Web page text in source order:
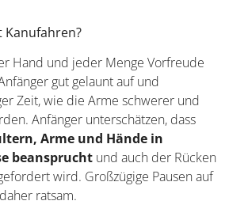
Hand und jeder Menge Vorfreude
gut gelaunt auf und
Zeit, wie die Arme schwerer und
Anfänger unterschätzen, dass
Arme und Hände in
beansprucht und auch der
Sitzen gefordert wird. Großzügige
sind daher ratsam.